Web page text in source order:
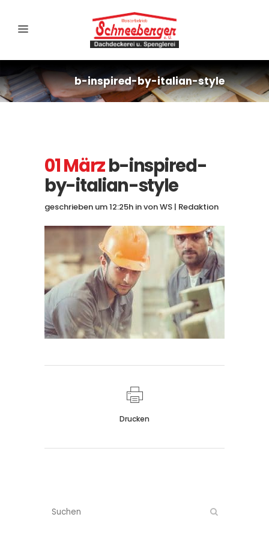
b-inspired-by-italian-style
01 Märzb-inspired-
by-italian-style
geschrieben um 12:25h invonWS | Redaktion
Drucken